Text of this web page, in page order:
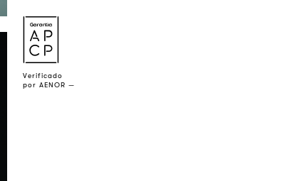
a
Verificado
por AENOR —